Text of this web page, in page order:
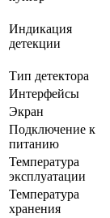
Индикация
детекции
Тип детектора
Интерфейсы
Экран
Подключение к
питанию
Температура
эксплуатации
Температура
хранения